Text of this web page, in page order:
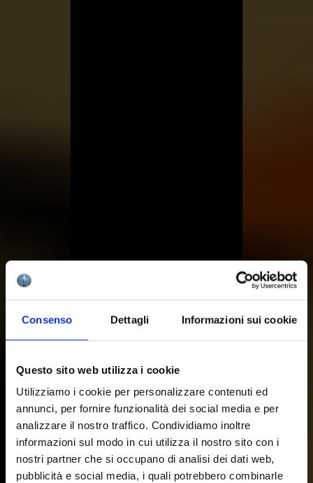
Consenso Dettagli Informazioni sui cookie
Questo sito web utilizza i cookie
Utilizziamo i cookie per personalizzare contenuti ed
annunci, per fornire funzionalità dei social media e per
analizzare il nostro traffico. Condividiamo inoltre
informazioni sul modo in cui utilizza il nostro sito con i
nostri partner che si occupano di analisi dei dati web,
pubblicità e social media, i quali potrebbero combinarle